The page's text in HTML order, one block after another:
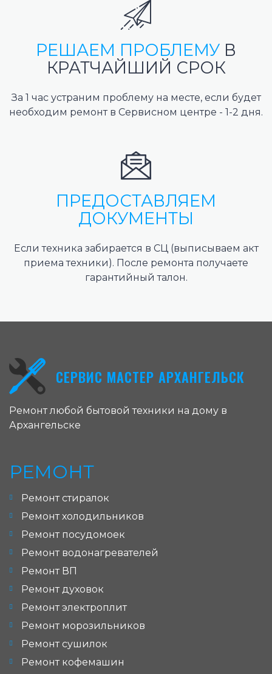
РЕШАЕМ ПРОБЛЕМУ В
КРАТЧАЙШИЙ СРОК
За 1 час устраним проблему на месте, если будет
необходим ремонт в Сервисном центре - 1-2 дня.
ПРЕДОСТАВЛЯЕМ
ДОКУМЕНТЫ
Если техника забирается в СЦ (выписываем акт
приема техники). После ремонта получаете
гарантийный талон.
СЕРВИС МАСТЕР АРХАНГЕЛЬСК
Ремонт любой бытовой техники на дому в
Архангельске
РЕМОНТ
Ремонт стиралок
Ремонт холодильников
Ремонт посудомоек
Ремонт водонагревателей
Ремонт ВП
Ремонт духовок
Ремонт электроплит
Ремонт морозильников
Ремонт сушилок
Ремонт кофемашин